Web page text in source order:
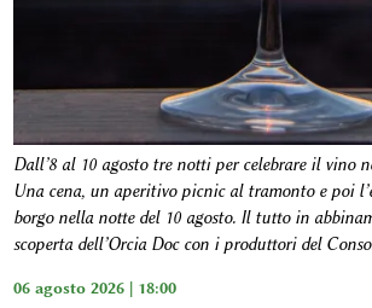
Dall’8 al 10 agosto tre notti per celebrare il vino
Una cena, un aperitivo picnic al tramonto e poi
borgo nella notte del 10 agosto. Il tutto in
scoperta dell’Orcia Doc con i produttori del
06 agosto 2026 | 18:00